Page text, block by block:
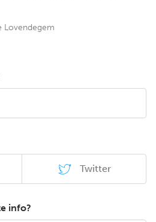
Lovendegem
Twitter
info?